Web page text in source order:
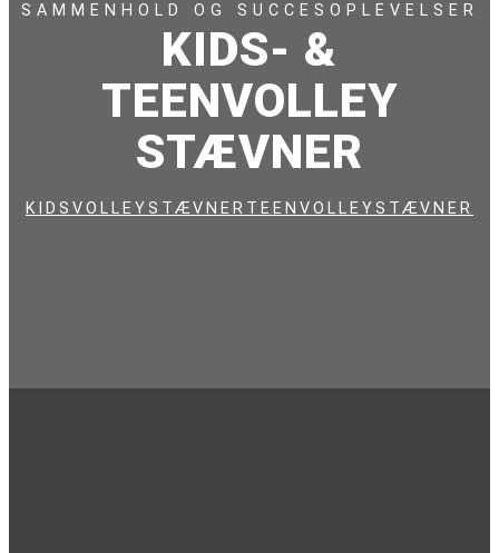
SAMMENHOLD OG SUCCESOPLEVELSER
KIDS- &
TEENVOLLEY
STÆVNER
KIDSVOLLEYSTÆVNER TEENVOLLEYSTÆVNER